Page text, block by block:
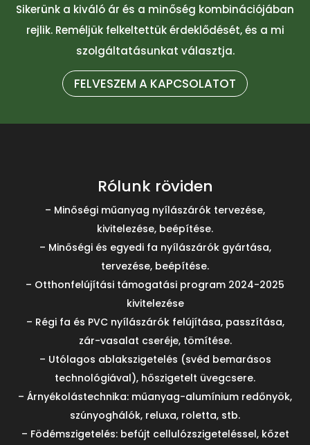
Sikerünk a kiváló ár és a minőség kombinációjában
rejlik. Reméljük felkeltettük érdeklődését, és a mi
szolgáltatásunkat választja.
FELVESZEM A KAPCSOLATOT
Rólunk röviden
– Minőségi műanyag nyílászárók tervezése,
kivitelezése, beépítése.
– Minőségi és egyedi fa nyílászárók gyártása,
tervezése, beépítése.
– Otthonfelújítási támogatási program 2024-2025
kivitelezése
– Régi fa és PVC nyílászárók felújítása, passzítása,
zár-vasalat cseréje, tömítése.
– Utólagos ablakszigetelés (svéd bemarásos
technológiával), hőszigetelt üvegcsere.
– Árnyékolástechnika: műanyag-alumínium redőnyök,
szúnyoghálók, reluxa, roletta, stb.
– Födémszigetelés: befújt cellulózszigeteléssel, kőzet